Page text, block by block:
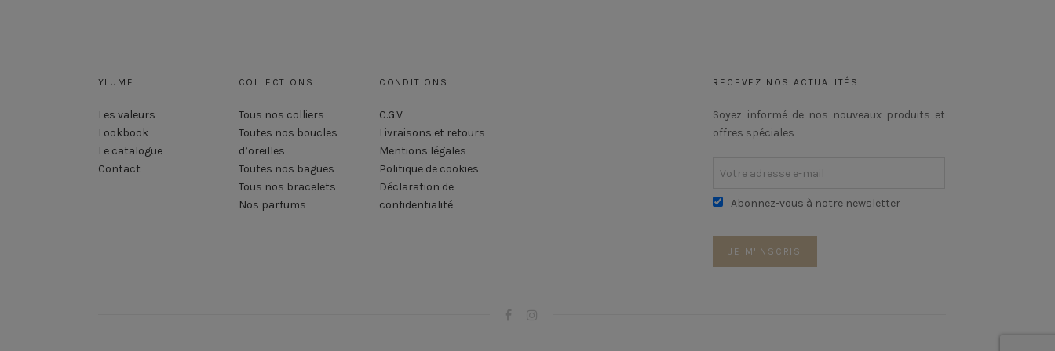
YLUME
Les valeurs
Lookbook
Le catalogue
Contact
COLLECTIONS
Tous nos colliers
Toutes nos boucles
d’oreilles
Toutes nos bagues
Tous nos bracelets
Nos parfums
CONDITIONS
C.G.V
Livraisons et retours
Mentions légales
Politique de cookies
Déclaration de
confidentialité
RECEVEZ NOS ACTUALITÉS
Soyez informé de nos nouveaux produits et
offres spéciales
Abonnez-vous à notre newsletter